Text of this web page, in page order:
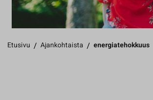
Etusivu / Ajankohtaista / energiatehokkuus